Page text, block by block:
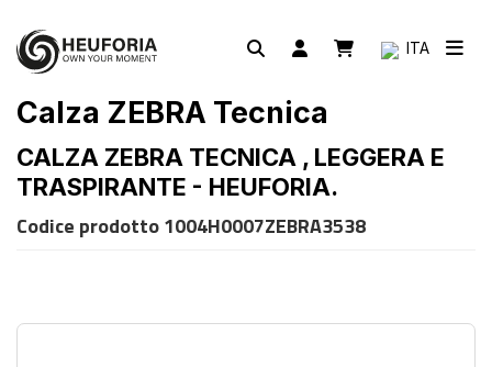
ITA
Calza ZEBRA Tecnica
CALZA ZEBRA TECNICA , LEGGERA E
TRASPIRANTE - HEUFORIA.
Codice prodotto1004H0007ZEBRA3538